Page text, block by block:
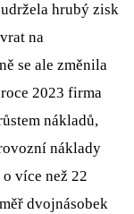
hrubý zisk
na
se ale změnila
2023 firma
nákladů,
náklady
více než 22
dvojnásobek